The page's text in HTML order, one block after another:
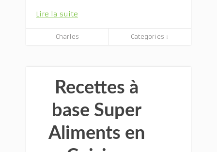
Lire la suite
Charles Categories ↓
Recettes à
base Super
Aliments en